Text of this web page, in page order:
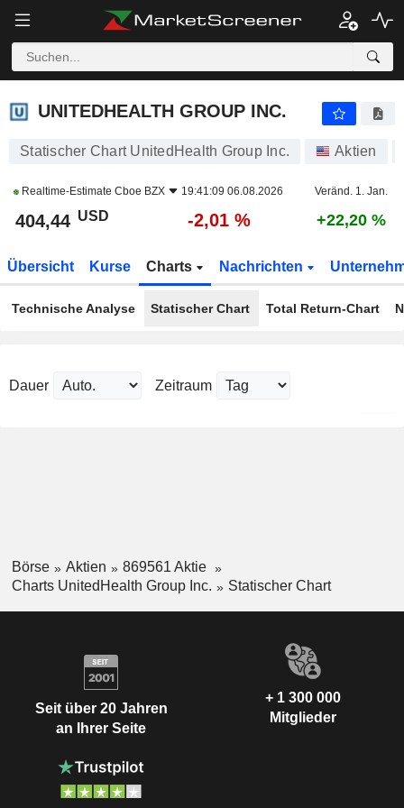
UNITEDHEALTH GROUP INC.
UNITEDHEALTH GROUP INC.
Statischer Chart UnitedHealth Group Inc. Aktien
Realtime-Estimate Cboe BZX 19:41:09 06.08.2026 Veränd. 1. Jan.
404,44 USD -2,01 % +22,20 %
Übersicht Kurse Charts Nachrichten
Technische Analyse Statischer Chart Total Return-Chart
Dauer Zeitraum
Börse Aktien
869561 Aktie
Charts UnitedHealth Group Inc.
Statischer Chart
Seit über 20 Jahren
an Ihrer Seite
+ 1 300 000
Mitglieder